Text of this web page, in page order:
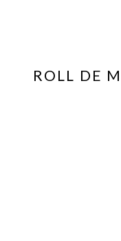
ROLL DE